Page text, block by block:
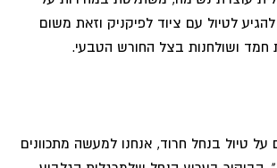
לטיול עם ציוד לפיקניק וזאת משום
חמד ושולחנות בצל החורש הטבעי.
טיול בנחל חרוד, אנחנו למעשה מתכוונים